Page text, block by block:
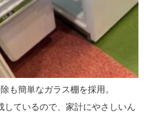
も簡単なガラス棚を採用。
しているので、家計にやさしいん